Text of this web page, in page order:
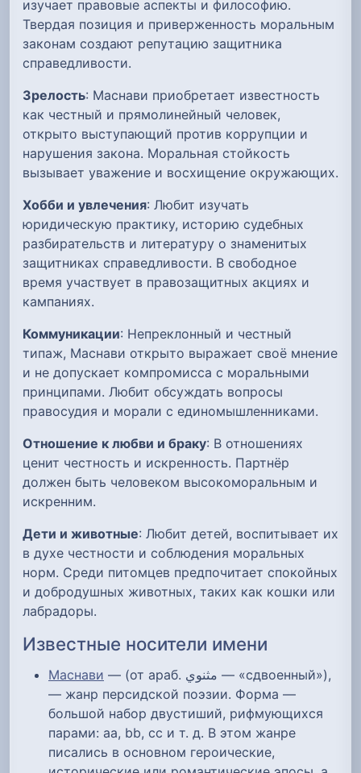
изучает правовые аспекты и философию.
Твердая позиция и приверженность моральным
законам создают репутацию защитника
справедливости.
Зрелость: Маснави приобретает известность
как честный и прямолинейный человек,
открыто выступающий против коррупции и
нарушения закона. Моральная стойкость
вызывает уважение и восхищение окружающих.
Хобби и увлечения: Любит изучать
юридическую практику, историю судебных
разбирательств и литературу о знаменитых
защитниках справедливости. В свободное
время участвует в правозащитных акциях и
кампаниях.
Коммуникации: Непреклонный и честный
типаж, Маснави открыто выражает своё мнение
и не допускает компромисса с моральными
принципами. Любит обсуждать вопросы
правосудия и морали с единомышленниками.
Отношение к любви и браку: В отношениях
ценит честность и искренность. Партнёр
должен быть человеком высокоморальным и
искренним.
Дети и животные: Любит детей, воспитывает их
в духе честности и соблюдения моральных
норм. Среди питомцев предпочитает спокойных
и добродушных животных, таких как кошки или
лабрадоры.
Известные носители имени
Маснави — (от араб. مثنوي‎ — «сдвоенный»),
— жанр персидской поэзии. Форма —
большой набор двустиший, рифмующихся
парами: aa, bb, cc и т. д. В этом жанре
писались в основном героические,